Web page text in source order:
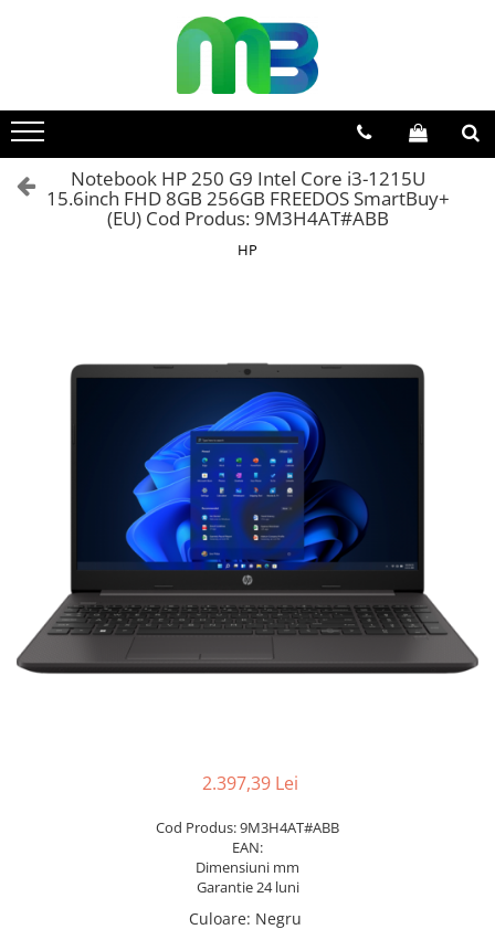
Articole din hartie
Agende si calendare
Hartie color
Hartie pentru copiator
Instrumente de scris
Stilouri si rollere cu rezerve de
cerneala
Creioane
Rollere cu stergere
Rollere cu cerneala
Notebook HP 250 G9 Intel Core i3-1215U
15.6inch FHD 8GB 256GB FREEDOS SmartBuy+
(EU) Cod Produs: 9M3H4AT#ABB
HP
2.397,39 Lei
Cod Produs: 9M3H4AT#ABB
EAN:
Dimensiuni mm
Garantie 24 luni
Culoare: Negru